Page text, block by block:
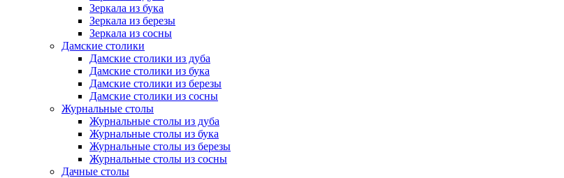
Зеркала из бука
Зеркала из березы
Зеркала из сосны
Дамские столики
Дамские столики из дуба
Дамские столики из бука
Дамские столики из березы
Дамские столики из сосны
Журнальные столы
Журнальные столы из дуба
Журнальные столы из бука
Журнальные столы из березы
Журнальные столы из сосны
Дачные столы